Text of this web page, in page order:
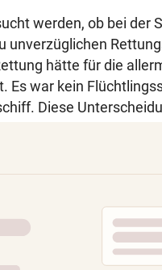
werden, ob bei der
unverzüglichen
hätte für die
Es war kein
Diese